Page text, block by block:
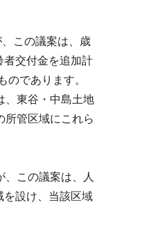
この議案は、歳
者交付金を追加計
のであります。
、東谷・中島土地
所管区域にこれら
この議案は、人
を設け、当該区域